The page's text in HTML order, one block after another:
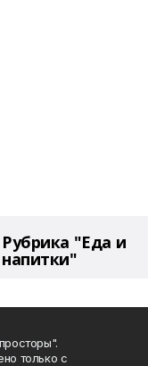
Рубрика "Еда и
напитки"
только с